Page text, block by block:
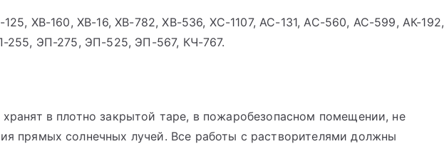
ХВ-160, ХВ-16, ХВ-782, ХВ-536, ХС-1107, АС-131, АС-560, АС-599, АК-192,
255, ЭП-275, ЭП-525, ЭП-567, КЧ-767.
хранят в плотно закрытой таре, в пожаробезопасном помещении, не
прямых солнечных лучей. Все работы с растворителями должны